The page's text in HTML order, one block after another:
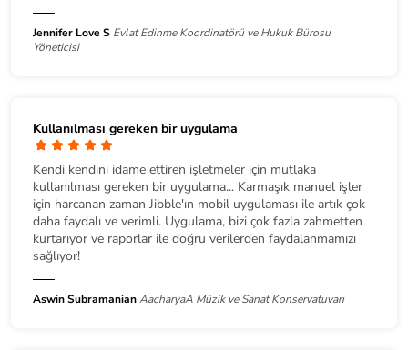
Jennifer Love S Evlat Edinme Koordinatörü ve Hukuk Bürosu
Yöneticisi
Kullanılması gereken bir uygulama
Kendi kendini idame ettiren işletmeler için mutlaka
kullanılması gereken bir uygulama... Karmaşık manuel işler
için harcanan zaman Jibble'ın mobil uygulaması ile artık çok
daha faydalı ve verimli. Uygulama, bizi çok fazla zahmetten
kurtarıyor ve raporlar ile doğru verilerden faydalanmamızı
sağlıyor!
Aswin SubramanianAacharyaA Müzik ve Sanat Konservatuvarı